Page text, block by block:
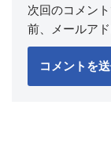
次回のコメン
前、メールア